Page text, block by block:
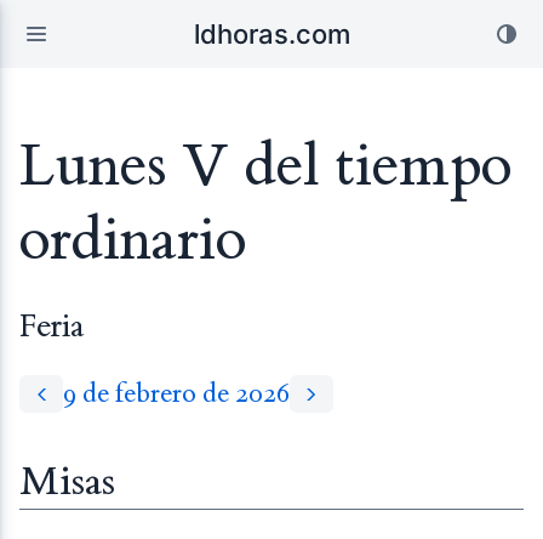
ldhoras.com
Lunes V del tiempo
ordinario
Feria
9 de febrero de 2026
Misas